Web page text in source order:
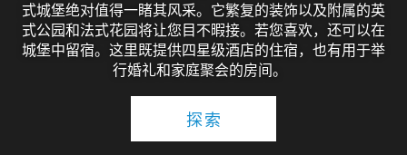
式城堡绝对值得一睹其风采。它繁复的装饰以及附属的英
式公园和法式花园将让您目不暇接。若您喜欢，还可以在
城堡中留宿。这里既提供四星级酒店的住宿，也有用于举
行婚礼和家庭聚会的房间。
探索